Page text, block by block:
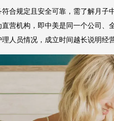
合规定且安全可靠，需了解月
营机构，即中美是同一个公司、
人员情况，成立时间越长说明经